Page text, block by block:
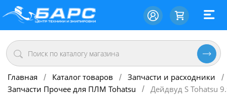
Главная / Каталог товаров / Запчасти и расходники
/
Запчасти Прочее для ПЛМ Tohatsu
/ Дейдвуд S Tohatsu